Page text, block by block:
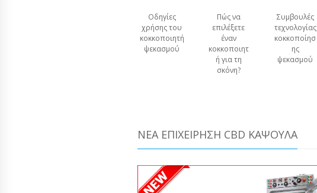
Οδηγίες
χρήσης του
κοκκοποιητή
ψεκασμού
Πώς να
επιλέξετε
έναν
κοκκοποιητ
ή για τη
σκόνη?
Συμβουλές
τεχνολογίας
κοκκοποίησ
ης
ψεκασμού
ΝΈΑ ΕΠΙΧΕΊΡΗΣΗ CBD ΚΆΨΟΥΛΑ